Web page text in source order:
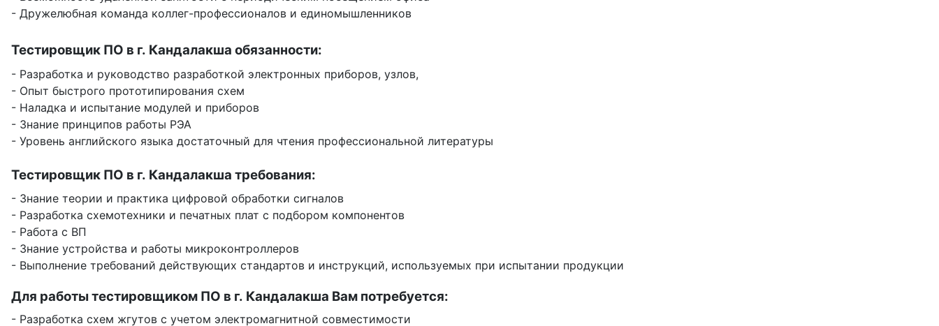
- Дружелюбная команда коллег-профессионалов и единомышленников
Тестировщик ПО в г. Кандалакша обязанности:
- Разработка и руководство разработкой электронных приборов, узлов,
- Опыт быстрого прототипирования схем
- Наладка и испытание модулей и приборов
- Знание принципов работы РЭА
- Уровень английского языка достаточный для чтения профессиональной литературы
Тестировщик ПО в г. Кандалакша требования:
- Знание теории и практика цифровой обработки сигналов
- Разработка схемотехники и печатных плат с подбором компонентов
- Работа с ВП
- Знание устройства и работы микроконтроллеров
- Выполнение требований действующих стандартов и инструкций, используемых при испытании продукции
Для работы тестировщиком ПО в г. Кандалакша Вам потребуется:
- Разработка схем жгутов с учетом электромагнитной совместимости